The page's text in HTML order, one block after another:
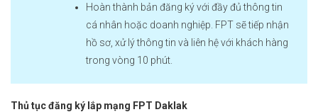
Hoàn thành bản đăng ký với đầy đủ thông tin
cá nhân hoặc doanh nghiệp. FPT sẽ tiếp nhận
hồ sơ, xử lý thông tin và liên hệ với khách hàng
trong vòng 10 phút.
Thủ tục đăng ký lắp mạng FPT Daklak